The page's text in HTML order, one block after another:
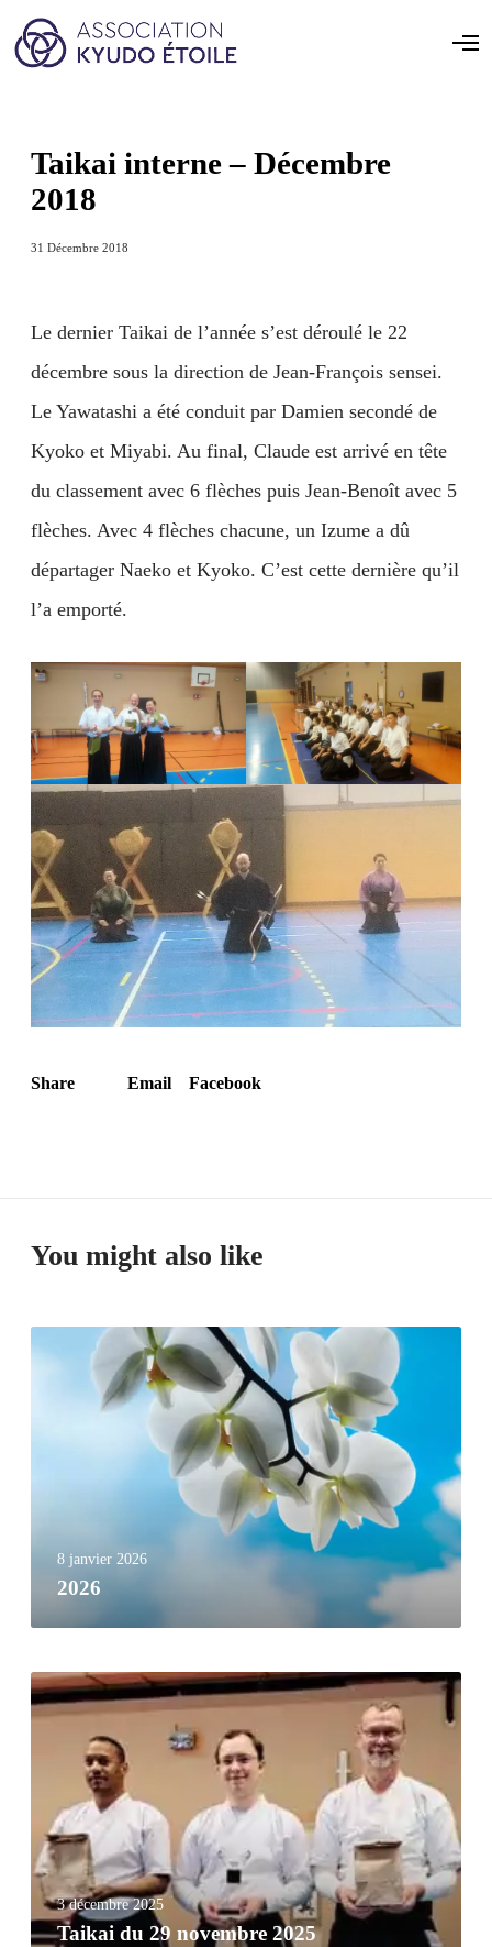
Taikai interne – Décembre
2018
31 Décembre 2018
Le dernier Taikai de l’année s’est déroulé le 22
décembre sous la direction de Jean-François sensei.
Le Yawatashi a été conduit par Damien secondé de
Kyoko et Miyabi. Au final, Claude est arrivé en tête
du classement avec 6 flèches puis Jean-Benoît avec 5
flèches. Avec 4 flèches chacune, un Izume a dû
départager Naeko et Kyoko. C’est cette dernière qu’il
l’a emporté.
Share Email Facebook
You might also like
8 janvier 2026
2026
3 décembre 2025
Taikai du 29 novembre 2025